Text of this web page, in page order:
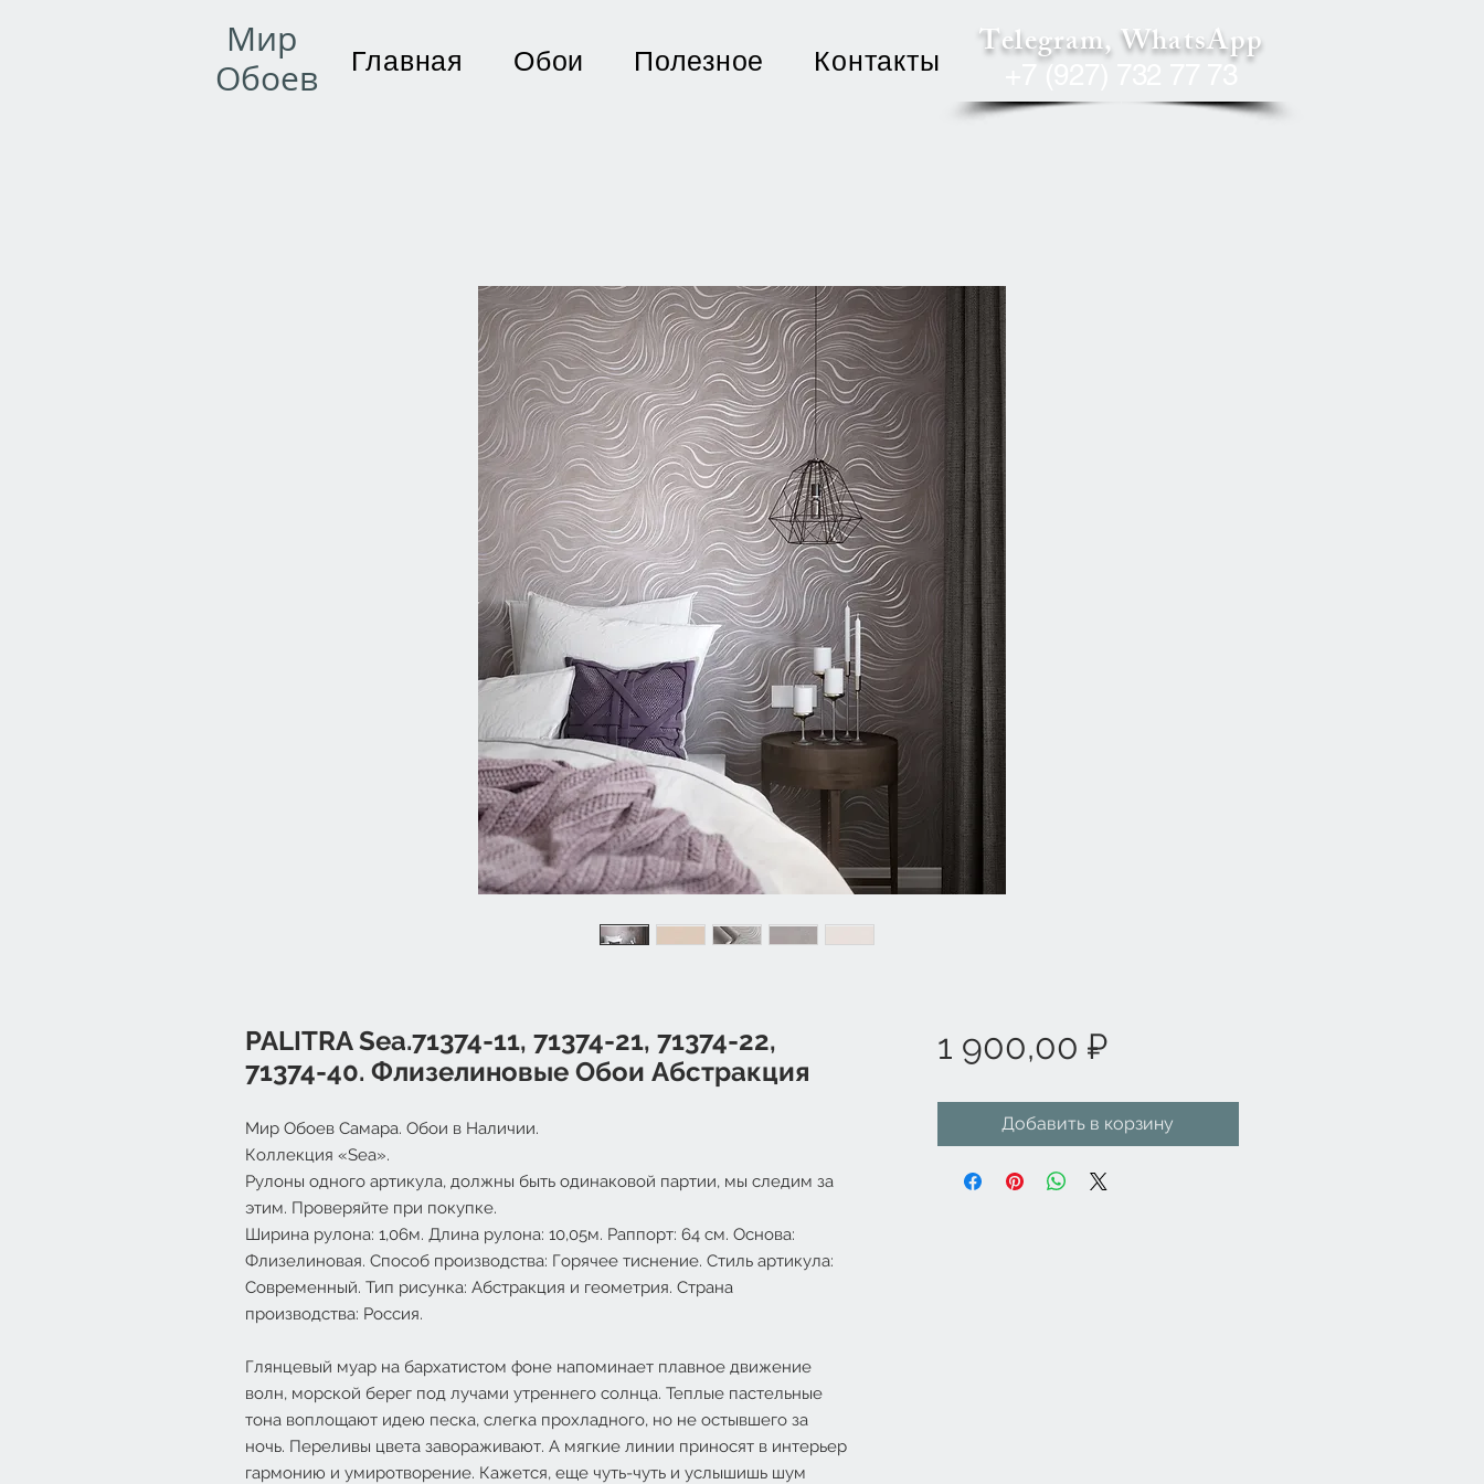
Мир
Обоев
Главная Обои Полезное Контакты Telegram, WhatsApp
+7 (927) 732 77 73
PALITRA Sea.71374-11, 71374-21, 71374-22,
71374-40. Флизелиновые Обои Абстракция
Мир Обоев Самара. Обои в Наличии.
Коллекция «Sea».
Рулоны одного артикула, должны быть одинаковой партии, мы следим за
этим. Проверяйте при покупке.
Ширина рулона: 1,06м. Длина рулона: 10,05м. Раппорт: 64 см. Основа:
Флизелиновая. Способ производства: Горячее тиснение. Стиль артикула:
Современный. Тип рисунка: Абстракция и геометрия. Страна
производства: Россия.
Глянцевый муар на бархатистом фоне напоминает плавное движение
волн, морской берег под лучами утреннего солнца. Теплые пастельные
тона воплощают идею песка, слегка прохладного, но не остывшего за
ночь. Переливы цвета завораживают. А мягкие линии приносят в интерьер
гармонию и умиротворение. Кажется, еще чуть-чуть и услышишь шум
1 900,00 ₽Цена
Добавить в корзину